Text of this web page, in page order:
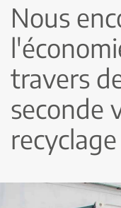
Nous
travers
seconde